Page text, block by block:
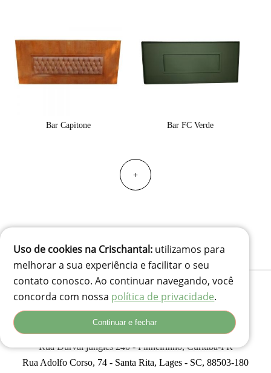
Bar Capitone Bar FC Verde
+
Rua Durval jungles 240 - Pinheirinho, Curitiba-PR
Rua Adolfo Corso, 74 - Santa Rita, Lages - SC, 88503-180
Uso de cookies na Crischantal: utilizamos para
melhorar a sua experiência e facilitar o seu
contato conosco. Ao continuar navegando, você
concorda com nossa política de privacidade.
Continuar e fechar